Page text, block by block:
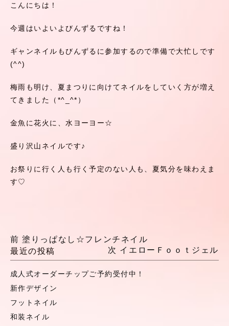
こんにちは！
今週はいよいよびんずるですね！
ギャンネイルもびんずるに参加するので準備で大忙しです
(^^)
梅雨も明け、夏まつりに向けてネイルをしていく方が増え
てきました（*^_^*）
金魚に花火に、水ヨーヨー☆
盛り沢山ネイルです♪
お祭りに行く人も行く予定のない人も、夏気分を味わえま
す♡
前 塗りっぱなし☆フレンチネイル
次 イエローＦｏｏｔジェル
最近の投稿
成人式オーダーチップご予約受付中！
新作デザイン
フットネイル
和装ネイル